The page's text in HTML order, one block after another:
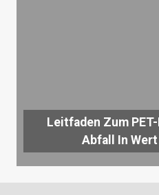
Leitfaden Zum
Abfall In